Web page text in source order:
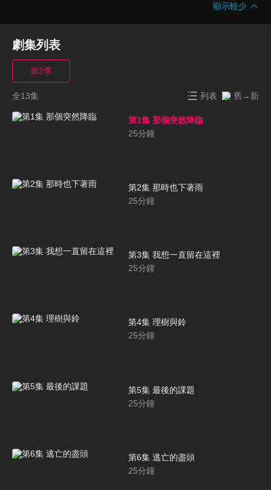
顯示較少
劇集列表
第2季
全13集 列表 舊→新
第1集 那個突然降臨
25分鐘
第2集 那時也下著雨
25分鐘
第3集 我想一直留在這裡
25分鐘
第4集 理樹與鈴
25分鐘
第5集 最後的課題
25分鐘
第6集 逃亡的盡頭
25分鐘